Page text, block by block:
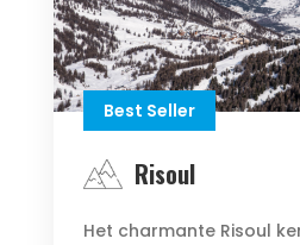
Best Seller
Risoul
Het charmante Risoul